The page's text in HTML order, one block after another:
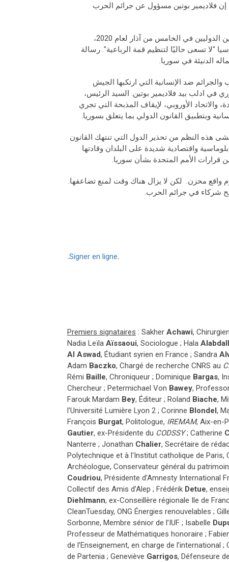
فلاديمير بوتين مسؤول عن جرائم الحرب
وفق تصريحات الرئيس رجب طيب أردوغان ستعقد قمة جديدة مع نفس اللاعبين الدوليين في الخامس من آذار لعام 2020،
"لا تسعى حاليًا لتنظيم قمة الرباعية". رسالة
الدنيئة في سوريا.
ضد الإنسانية التي ارتكبها الجيش
ملايين سوري في ادلب بيد فلاديمير بوتين. السيد الرئيس،
الأوروبي، لإيقاف المذبحة التي تجري
وبتطبيق القانون الدولي بما يتعلق بسوريا.
هذه النظم من تحذير الدول التي تنتهك القانون
واقتصادية شديدة على البلدان وقادتها
قرارات الأمم المتحدة بشأن سوريا.
واقع محزن. لكن لا يزال هناك وقت لمنع تضاعفها.
شركاء في جرائم الحرب.
.
Signer en ligne
.
Premiers signataires : Sakher Achawi,
Nadia Leïla Aïssaoui, Sociologue ; Hala
Al Aswad, Étudiant syrien en France ; Sandra
Adam Baczko, Chargé de recherche CNRS au
Rémi Baille, Chroniqueur ; Dominique Bargas,
Chercheur ; Petermichael Von Bawey,
Farouk Mardam Bey, Éditeur ; Roland Biache,
l’Université Lumière Lyon 2 ; Corinne Blondel ,
François Burgat, Politologue, IREMAM, Aix-en-
Gautier, ex-Présidente du CODSSY; Catherine
Nanterre ; Jonathan Chalier, Secrétaire de
Polytechnique et à l'Institut catholique de Paris,
Archéologue, Conservateur général du
Coudriou, Présidente d'Amnesty International
Collectif des Amis d’Alep ; Frédérik Detue,
Diehlmann, ex-Conseillère régionale Ile de
CleanTuesday, ONG Énergies renouvelables ;
Sorbonne, Membre sénior de l’IUF ; Isabelle
Professeur de Mathématiques honoraire ;
de l’Enseignement, en charge de l’international ;
de Partenia ; Geneviève Garrigos, Défenseure